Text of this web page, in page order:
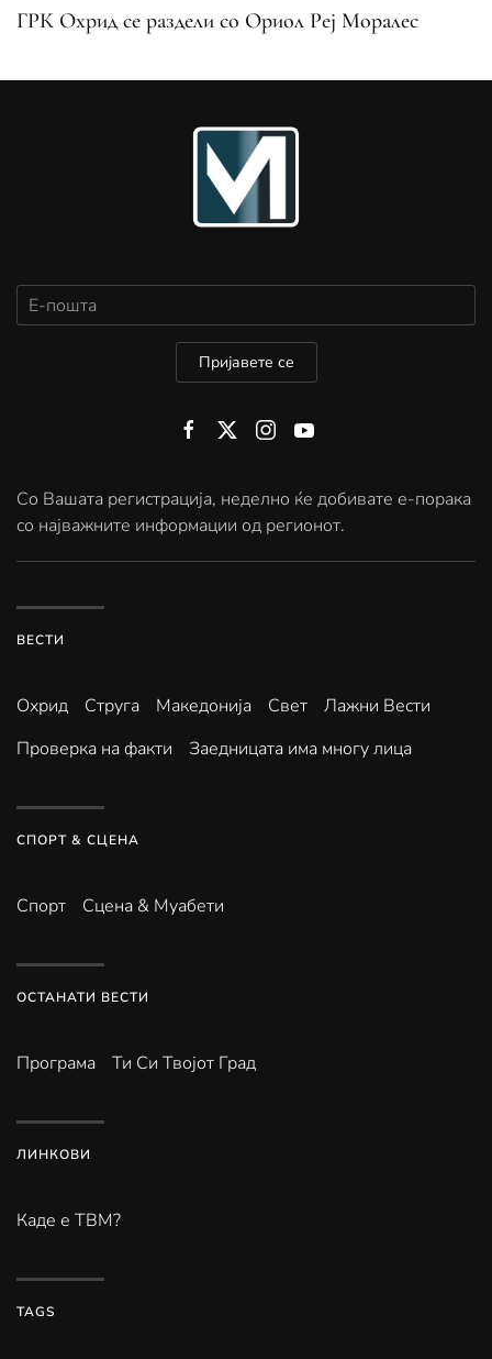
ГРК Охрид се раздели со Ориол Реј Моралес
Пријавете се
Со Вашата регистрација, неделно ќе добивате е-порака
со најважните информации од регионот.
ВЕСТИ
Охрид Струга Македонија Свет
Лажни Вести
Проверка на факти
Заедницата има многу лица
СПОРТ & СЦЕНА
Спорт Сцена & Муабети
ОСТАНАТИ ВЕСТИ
Програма Ти Си Твојот Град
ЛИНКОВИ
Каде е ТВМ?
TAGS